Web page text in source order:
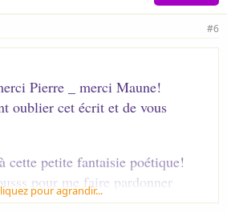
#6
Pierre _ merci Maune!
oublier cet écrit et de vous
cette petite fantaisie poétique!
pour me faire pardonner
18927
pour agrandir...